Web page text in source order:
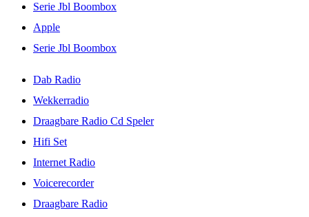
Serie Jbl Boombox
Apple
Serie Jbl Boombox
Dab Radio
Wekkerradio
Draagbare Radio Cd Speler
Hifi Set
Internet Radio
Voicerecorder
Draagbare Radio